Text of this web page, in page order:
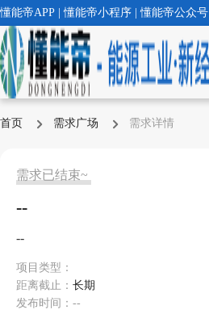
懂能帝APP | 懂能帝小程序 | 懂能帝公众号
首页 需求广场 需求详情
需求已结束~
--
--
项目类型：
距离截止： 长期
发布时间：--